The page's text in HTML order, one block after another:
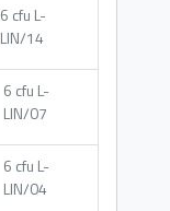
6 cfu L-
LIN/14
6 cfu L-
LIN/07
6 cfu L-
LIN/04